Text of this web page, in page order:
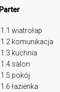
Parter
1.1 wiatrołap
1.2 komunikacja
1.3 kuchnia
1.4 salon
1.5 pokój
1.6 łazienka